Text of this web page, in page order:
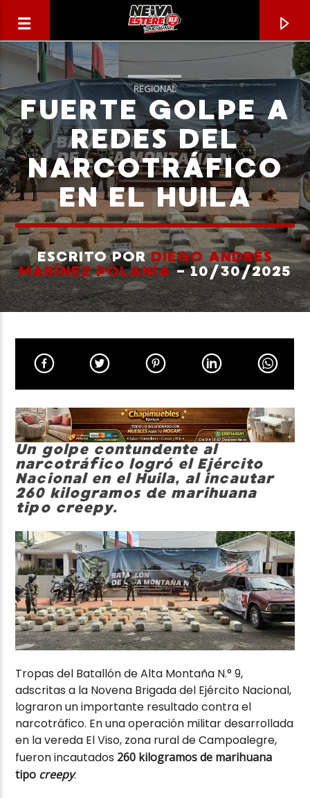
CANCIÓN ACTUAL
TÍTULO
ARTISTA
Neiva Estereo
REGIONAL
FUERTE GOLPE A
REDES DEL
NARCOTRÁFICO
EN EL HUILA
ESCRITO PORDIEGO ANDRÉS
MARÍNEZ POLANÍA- 10/30/2025
Un golpe contundente al
narcotráfico logró el Ejército
Nacional en el Huila, al incautar
260 kilogramos de marihuana
tipo creepy.
Tropas del Batallón de Alta Montaña N.° 9,
adscritas a la Novena Brigada del Ejército Nacional,
lograron un importante resultado contra el
narcotráfico. En una operación militar desarrollada
en la vereda El Viso, zona rural de Campoalegre,
fueron incautados 260 kilogramos de marihuana
tipo creepy.